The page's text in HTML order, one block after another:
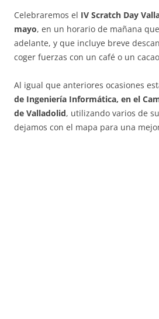
Celebraremos el IV Scratch Day
mayo, en un horario de mañana
adelante, y que incluye breve
coger fuerzas con un café o un
Al igual que anteriores ocasiones
de Ingeniería Informática, en el
de Valladolid, utilizando varios de
dejamos con el mapa para una